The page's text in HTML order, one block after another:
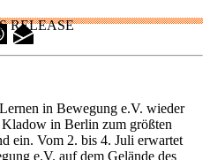
RELEASE
in Bewegung e.V. wieder
in Berlin zum größten
ein. Vom 2. bis 4. Juli erwartet
e.V. auf dem Gelände des